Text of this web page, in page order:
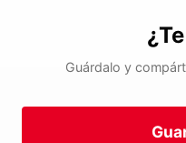
Guárdalo y